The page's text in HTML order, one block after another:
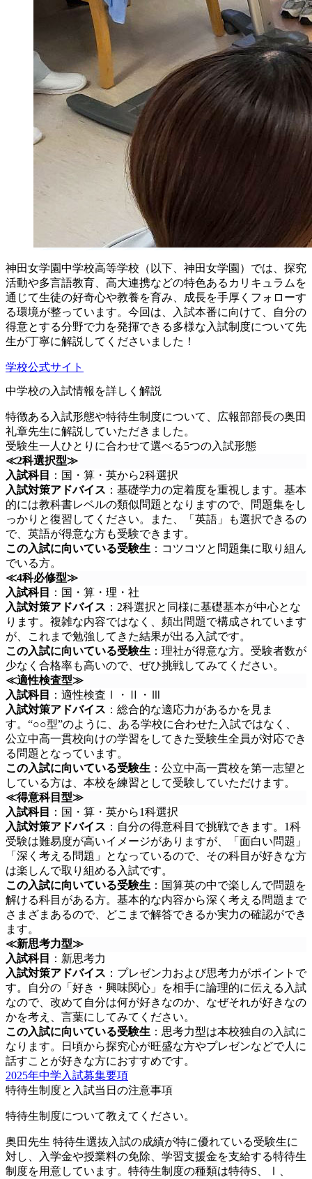
神田女学園中学校高等学校（以下、神田女学園）では、探究
活動や多言語教育、高大連携などの特色あるカリキュラムを
通じて生徒の好奇心や教養を育み、成長を手厚くフォローす
る環境が整っています。今回は、入試本番に向けて、自分の
得意とする分野で力を発揮できる多様な入試制度について先
生が丁寧に解説してくださいました！
学校公式サイト
中学校の入試情報を詳しく解説
特徴ある入試形態や特待生制度について、広報部部長の奥田
礼章先生に解説していただきました。
受験生一人ひとりに合わせて選べる5つの入試形態
≪2科選択型≫
入試科目
：国・算・英から2科選択
入試対策アドバイス ：基礎学力の定着度を重視します。基本
的には教科書レベルの類似問題となりますので、問題集をし
っかりと復習してください。また、「英語」も選択できるの
で、英語が得意な方も受験できます。
この入試に向いている受験生 ：コツコツと問題集に取り組ん
でいる方。
≪4科必修型≫
入試科目
：国・算・理・社
入試対策アドバイス ：2科選択と同様に基礎基本が中心とな
ります。複雑な内容ではなく、頻出問題で構成されています
が、これまで勉強してきた結果が出る入試です。
この入試に向いている受験生 ：理社が得意な方。受験者数が
少なく合格率も高いので、ぜひ挑戦してみてください。
≪適性検査型≫
入試科目
：適性検査Ⅰ・Ⅱ・Ⅲ
入試対策アドバイス ：総合的な適応力があるかを見ま
す。“○○型”のように、ある学校に合わせた入試ではなく、
公立中高一貫校向けの学習をしてきた受験生全員が対応でき
る問題となっています。
この入試に向いている受験生 ：公立中高一貫校を第一志望と
している方は、本校を練習として受験していただけます。
≪得意科目型≫
入試科目
：国・算・英から1科選択
入試対策アドバイス ：自分の得意科目で挑戦できます。1科
受験は難易度が高いイメージがありますが、「面白い問題」
「深く考える問題」となっているので、その科目が好きな方
は楽しんで取り組める入試です。
この入試に向いている受験生 ：国算英の中で楽しんで問題を
解ける科目がある方。基本的な内容から深く考える問題まで
さまざまあるので、どこまで解答できるか実力の確認ができ
ます。
≪新思考力型≫
入試科目
：新思考力
入試対策アドバイス ：プレゼン力および思考力がポイントで
す。自分の「好き・興味関心」を相手に論理的に伝える入試
なので、改めて自分は何が好きなのか、なぜそれが好きなの
かを考え、言葉にしてみてください。
この入試に向いている受験生 ：思考力型は本校独自の入試に
なります。日頃から探究心が旺盛な方やプレゼンなどで人に
話すことが好きな方におすすめです。
2025年中学入試募集要項
特待生制度と入試当日の注意事項
特待生制度について教えてください。
奥田先生 特待生選抜入試の成績が特に優れている受験生に
対し、入学金や授業料の免除、学習支援金を支給する特待生
制度を用意しています。特待生制度の種類は特待S、Ⅰ、